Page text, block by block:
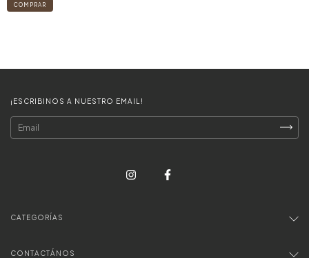
COMPRAR
¡ESCRIBINOS A NUESTRO EMAIL!
CATEGORÍAS
CONTACTÁNOS